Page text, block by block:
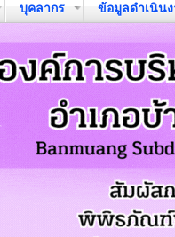
บุคลากร ข้อมูลดำเนิน